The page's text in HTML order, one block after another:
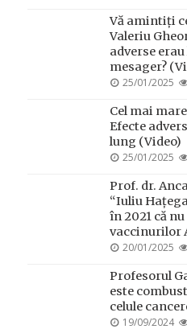
Vă amintiți
Valeriu
adverse erau
mesager?
POSTED
25/01/2025
Cel mai
Efecte
lung (Video)
POSTED
25/01/2025
Prof. dr.
“Iuliu
în 2021 că
vaccinurilor
POSTED
20/01/2025
Profesorul
este
celule
POSTED
19/09/2024